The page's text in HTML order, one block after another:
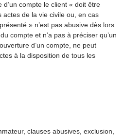
d’un compte le client « doit être
actes de la vie civile ou, en cas
» n’est pas abusive dès lors
compte et n’a pas à préciser qu’un
d’un compte, ne peut
à la disposition de tous les
clauses abusives, exclusion,